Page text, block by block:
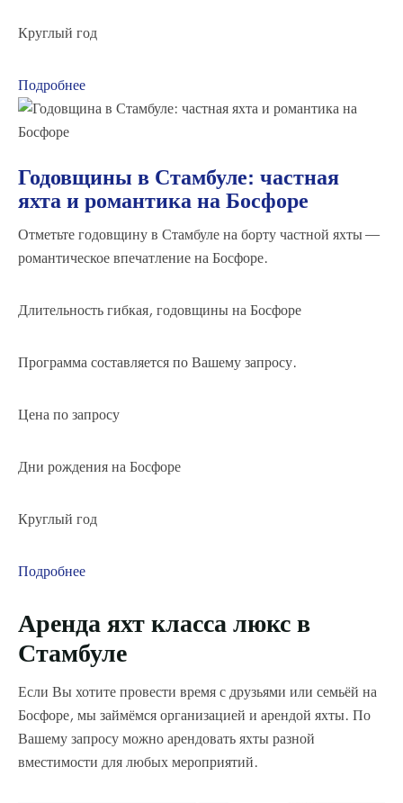
Круглый год
Подробнее
Годовщины в Стамбуле: частная
яхта и романтика на Босфоре
Отметьте годовщину в Стамбуле на борту частной яхты —
романтическое впечатление на Босфоре.
Длительность гибкая, годовщины на Босфоре
Программа составляется по Вашему запросу.
Цена по запросу
Дни рождения на Босфоре
Круглый год
Подробнее
Аренда яхт класса люкс в
Стамбуле
Если Вы хотите провести время с друзьями или семьёй на
Босфоре, мы займёмся организацией и арендой яхты. По
Вашему запросу можно арендовать яхты разной
вместимости для любых мероприятий.